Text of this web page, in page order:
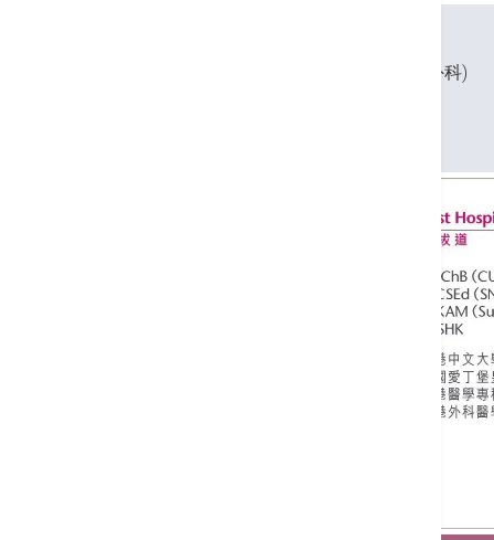
英國愛丁堡皇家外科醫學院院士(腦外科)